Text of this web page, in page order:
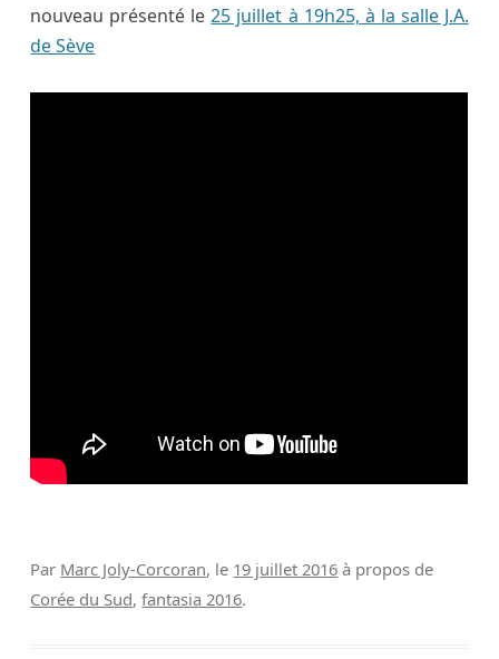
nouveau présenté le25 juillet à 19h25, à la salle J.A.
de Sève
Par Marc Joly-Corcoran, le 19 juillet 2016 à propos de
Corée du Sud,fantasia 2016.